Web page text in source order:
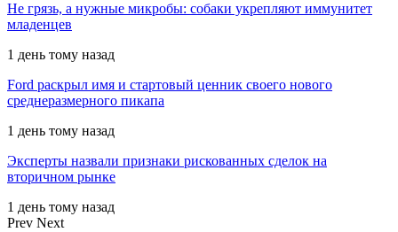
Не грязь, а нужные микробы: собаки укрепляют иммунитет
младенцев
1 день тому назад
Ford раскрыл имя и стартовый ценник своего нового
среднеразмерного пикапа
1 день тому назад
Эксперты назвали признаки рискованных сделок на
вторичном рынке
1 день тому назад
Prev Next